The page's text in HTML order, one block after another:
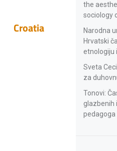
Croatia
the
sociology
Narodna
Hrvatski
etnologiju
Sveta
za
Tonovi:
glazbenih
pedagoga